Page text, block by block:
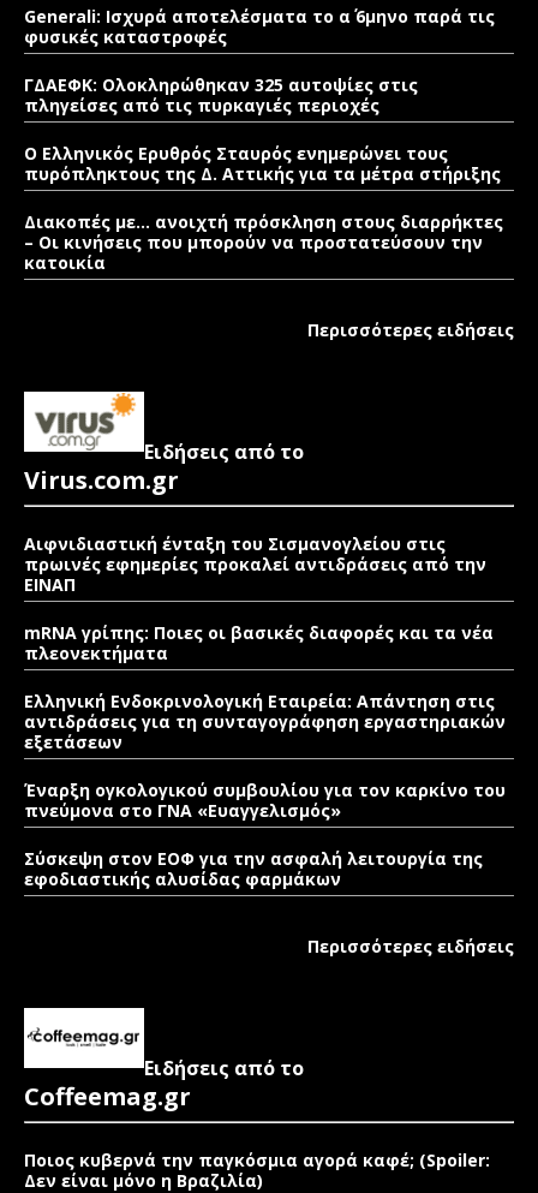
Generali: Ισχυρά αποτελέσματα το α΄ 6μηνο παρά τις
φυσικές καταστροφές
ΓΔΑΕΦΚ: Ολοκληρώθηκαν 325 αυτοψίες στις
πληγείσες από τις πυρκαγιές περιοχές
Ο Ελληνικός Ερυθρός Σταυρός ενημερώνει τους
πυρόπληκτους της Δ. Αττικής για τα μέτρα στήριξης
Διακοπές με… ανοιχτή πρόσκληση στους διαρρήκτες
– Οι κινήσεις που μπορούν να προστατεύσουν την
κατοικία
Περισσότερες ειδήσεις
Ειδήσεις από το
Virus.com.gr
Αιφνιδιαστική ένταξη του Σισμανογλείου στις
πρωινές εφημερίες προκαλεί αντιδράσεις από την
ΕΙΝΑΠ
mRNA γρίπης: Ποιες οι βασικές διαφορές και τα νέα
πλεονεκτήματα
Ελληνική Ενδοκρινολογική Εταιρεία: Απάντηση στις
αντιδράσεις για τη συνταγογράφηση εργαστηριακών
εξετάσεων
Έναρξη ογκολογικού συμβουλίου για τον καρκίνο του
πνεύμονα στο ΓΝΑ «Ευαγγελισμός»
Σύσκεψη στον ΕΟΦ για την ασφαλή λειτουργία της
εφοδιαστικής αλυσίδας φαρμάκων
Περισσότερες ειδήσεις
Ειδήσεις από το
Coffeemag.gr
Ποιος κυβερνά την παγκόσμια αγορά καφέ; (Spoiler:
Δεν είναι μόνο η Βραζιλία)